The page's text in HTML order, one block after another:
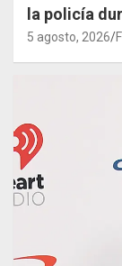
la policía
5 agosto, 2026